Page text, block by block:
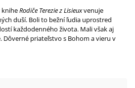
kniheRodiče Terezie z Lisieuxvenuje
duší. Boli to bežní ľudia uprostred
každodenného života. Mali však aj
Dôverné priateľstvo s Bohom a vieru v